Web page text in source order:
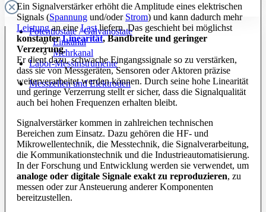
Potentiostate / Galvanostate
Einkanal
Mehrkanal
Labor-Messinstrumente
Messzellen und Elektroden
Ein Signalverstärker erhöht die Amplitude eines elektrischen
Signals (Spannung und/oder Strom) und kann dadurch mehr
Leistungan eineLastliefern. Das geschieht bei möglichst
konstanterLinearität, Bandbreite und geringer
Verzerrung.
Er dient dazu, schwache Eingangssignale so zu verstärken,
dass sie von Messgeräten, Sensoren oder Aktoren präzise
weiterverarbeitet werden können. Durch seine hohe Linearität
und geringe Verzerrung stellt er sicher, dass die Signalqualität
auch bei hohen Frequenzen erhalten bleibt.
Signalverstärker kommen in zahlreichen technischen
Bereichen zum Einsatz. Dazu gehören die HF- und
Mikrowellentechnik, die Messtechnik, die Signalverarbeitung,
die Kommunikationstechnik und die Industrieautomatisierung.
In der Forschung und Entwicklung werden sie verwendet, um
analoge oder digitale Signale exakt zu reproduzieren, zu
messen oder zur Ansteuerung anderer Komponenten
bereitzustellen.